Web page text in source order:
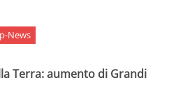
News
Terra: aumento di Grandi